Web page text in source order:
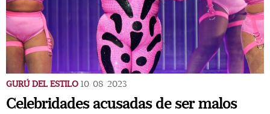
GURÚ DEL ESTILO 10/08/2023
Celebridades acusadas de ser malos